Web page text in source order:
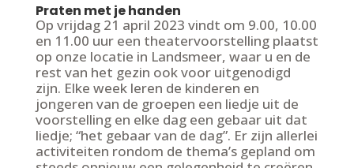
Praten met je handen
Op vrijdag 21 april 2023 vindt om 9.00, 10.00
en 11.00 uur een theatervoorstelling plaatst
op onze locatie in Landsmeer, waar u en de
rest van het gezin ook voor uitgenodigd
zijn. Elke week leren de kinderen en
jongeren van de groepen een liedje uit de
voorstelling en elke dag een gebaar uit dat
liedje; “het gebaar van de dag”. Er zijn allerlei
activiteiten rondom de thema’s gepland om